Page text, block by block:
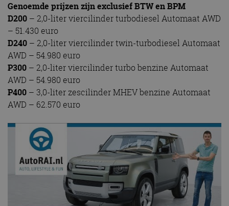
Genoemde prijzen zijn exclusief BTW en BPM
D200 – 2,0-liter viercilinder turbodiesel Automaat AWD
– 51.430 euro
D240 – 2,0-liter viercilinder twin-turbodiesel Automaat
AWD – 54.980 euro
P300 – 2,0-liter viercilinder turbo benzine Automaat
AWD – 54.980 euro
P400 – 3,0-liter zescilinder MHEV benzine Automaat
AWD – 62.570 euro